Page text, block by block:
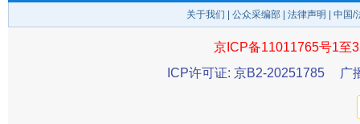
关于我们 公众采编部 法律声明 | 中国
京ICP备11011765号1至
ICP许可证: 京B2-20251785
广